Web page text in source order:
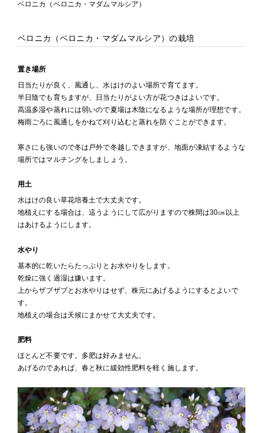
ベロニカ（ベロニカ・マダムマルシア）
ベロニカ（ベロニカ・マダムマルシア）の栽培
置き場所
日当たりが良く、風通し、水はけのよい場所で育てます。
半日陰でも育ちますが、日当たりがよい方が花つきはよいです。
高温多湿や蒸れには弱いので夏場は木陰になるような場所が理想です。
梅雨ごろに風通しをかねて刈り込むと蒸れを防ぐことができます。
寒さにも強いので冬は戸外で冬越しできますが、地面が凍結するような
場所ではマルチングをしましょう。
用土
水はけの良い草花培養土で大丈夫です。
地植えにする場合は、這うようにして広がりますので株間は30㎝以上
はあけるようにします。
水やり
基本的に乾いたらたっぷりとお水やりをします。
乾燥に強く過湿は嫌います。
上からザブザブとお水やりはせず、株元にあげるようにするとよいで
す。
地植えの場合は天候にまかせて大丈夫です。
肥料
ほとんど不要です。多肥は好みません。
あげるのであれば、春と秋に緩効性肥料を軽く施します。